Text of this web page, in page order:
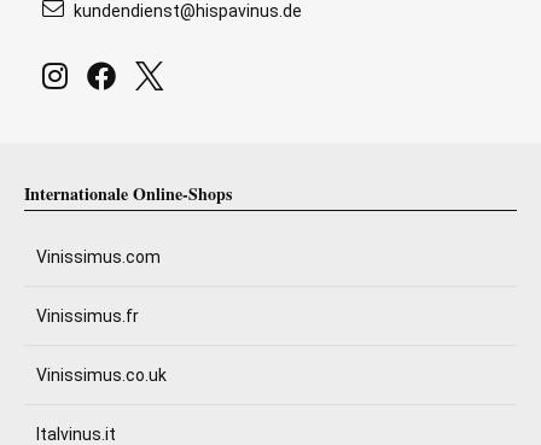
kundendienst@hispavinus.de
Internationale Online-Shops
Vinissimus.com
Vinissimus.fr
Vinissimus.co.uk
Italvinus.it